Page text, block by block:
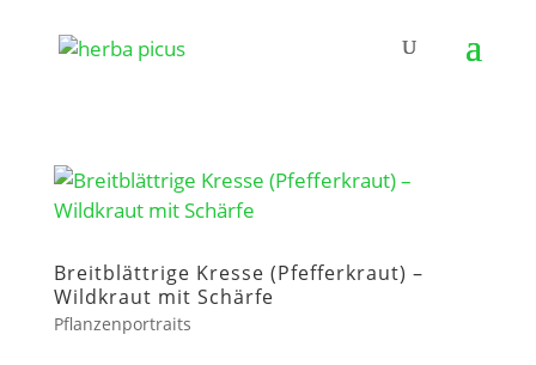
Breitblättrige Kresse (Pfefferkraut) –
Wildkraut mit Schärfe
Pflanzenportraits